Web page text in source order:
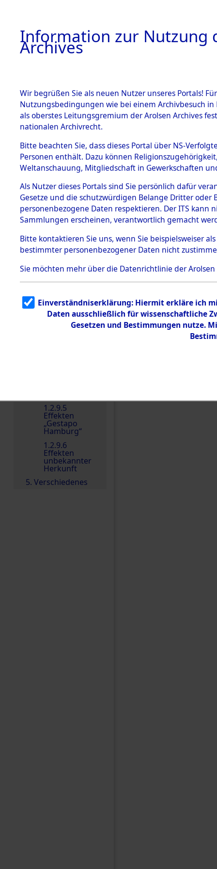
BESTÄNDE
1.
Inhaftierungsdoku
mente
1.2.9 Beim ITS
Effekten
1.2.9.1
Effekten aus
dem KZ
Dachau
Dokument
e
1.2.9.2
Effekten aus
dem KZ
Landesentsch
ädigungsamt
1.2.9.5
Effekten
„Gestapo
Hamburg“
1.2.9.6
Effekten
unbekannter
Herkunft
5. Verschiedenes
0005
Einen Kommentar
Information zur Nutzung
Archives
Wir begrüßen Sie als neuen Nutzer unseres Portals!
Nutzungsbedingungen wie bei einem Archivbesuch
als oberstes Leitungsgremium der Arolsen Archives
nationalen Archivrecht.
Bitte beachten Sie, dass dieses Portal über NS-
Personen enthält. Dazu können
Weltanschauung, Mitgliedschaft in Gewerkschaften
Als Nutzer dieses Portals sind Sie persönlich dafür
Gesetze und die schutzwürdigen Belange Dritter
personenbezogene Daten respektieren. Der ITS
Sammlungen erscheinen, verantwortlich gemacht
Bitte kontaktieren Sie uns, wenn Sie beispielsweiser
bestimmter personenbezogener Daten nicht
Sie möchten mehr über die Datenrichtlinie der Arolsen
Einverständniserklärung: Hiermit erkläre ich
Daten ausschließlich für wissenschaftliche
Gesetzen und Bestimmungen nutze.